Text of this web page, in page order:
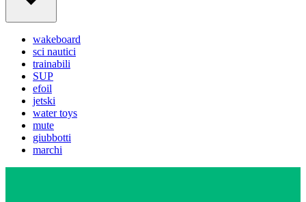
wakeboard
sci nautici
trainabili
SUP
efoil
jetski
water toys
mute
giubbotti
marchi